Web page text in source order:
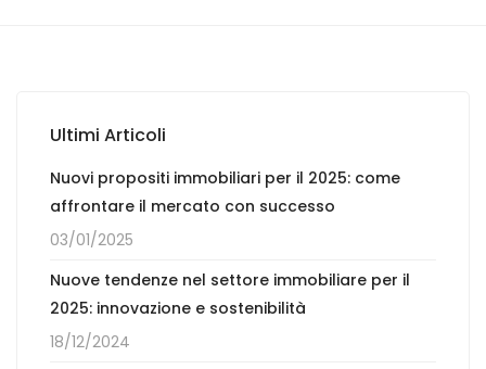
Ultimi Articoli
Nuovi propositi immobiliari per il 2025: come
affrontare il mercato con successo
03/01/2025
Nuove tendenze nel settore immobiliare per il
2025: innovazione e sostenibilità
18/12/2024